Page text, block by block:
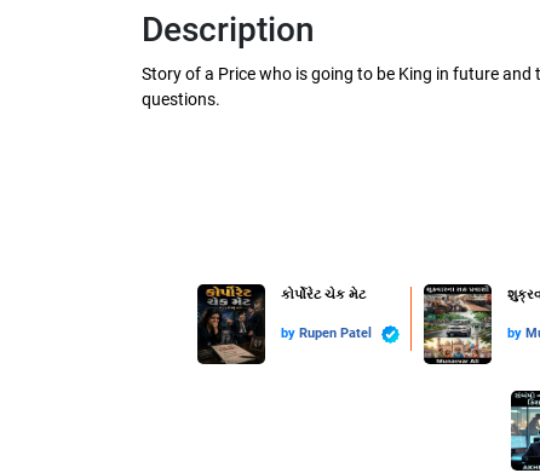
Description
Story of a Price who is going to be King in future
questions.
કોર્પોરેટ ચેક મેટ
by Rupen Patel by